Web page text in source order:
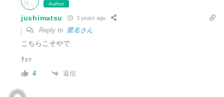
Author
jushimatsu 3 years ago
Reply to 匿名さん
こちらこそやで
ﾁｭｯ
4 返信